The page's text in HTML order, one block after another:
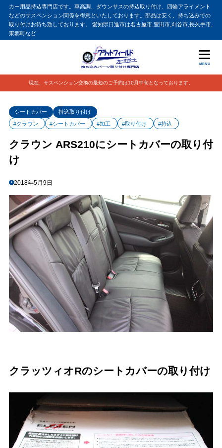
カー用品持込専門店です。車高調、ダウンサスの持込取り付け、四輪アライメント
などのサスペンション関係を得意といたしております。部品は安く、持ち込みでの
取り付けお待ち致しております。 愛知県日進市は名古屋市,豊田市,刈谷市,長久手市,
東郷町など
MENU
現在、サスペンション交換の最短のご予約は10月中旬となっております。
シートカバー
持込取り付け
#クラウン
#シートカバー #加工 #取り付け #持込
クラウン ARS210にシートカバーの取り付
け
2018年5月9日
クラッツィオRのシートカバーの取り付け